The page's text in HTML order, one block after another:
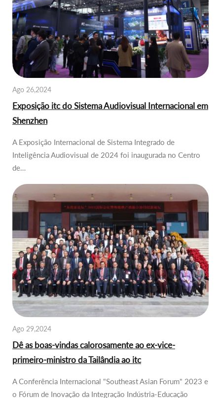
Ago 26,2024
Exposição itc do Sistema Audiovisual Internacional em
Shenzhen
A Exposição Internacional de Sistema Integrado de
Inteligência Audiovisual de 2024 foi inaugurada no Centro
de…
Ago 29,2024
Dê as boas-vindas calorosamente ao ex-vice-
primeiro-ministro da Tailândia ao itc
A Conferência Internacional "Southeast Asian Forum" 2023 e
o Fórum de Inovação da Integração Indústria-Educação